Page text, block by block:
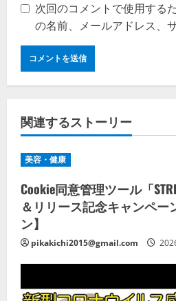
次回のコメントで使用する
の名前、メールアドレス、
関連するストーリー
美容・健康
Cookie同意管理ツール「
＆リリース記念キャンペー
ン】
pikakichi2015@gmail.com